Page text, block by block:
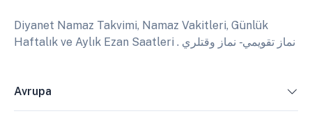
Diyanet Namaz Takvimi, Namaz Vakitleri, Günlük
Haftalık ve Aylık Ezan Saatleri . نماز تقويمي - نماز وقتلري
Avrupa